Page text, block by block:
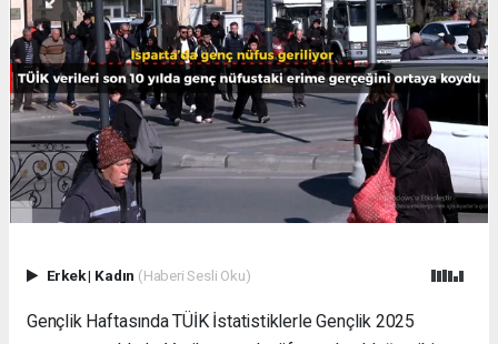
Erkek| Kadın (Haberi Sesli Oku)
Gençlik Haftasında TÜİK İstatistiklerle Gençlik 2025